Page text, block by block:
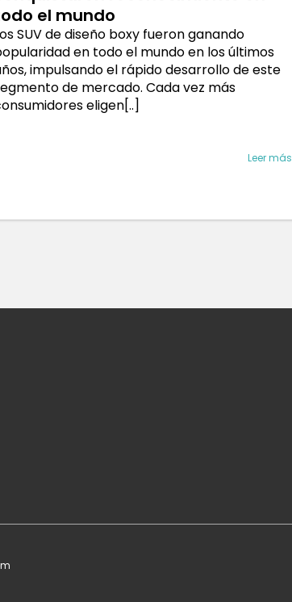
el mundo
SUV de diseño boxy fueron ganando
en todo el mundo en los últimos
impulsando el rápido desarrollo de este
de mercado. Cada vez más
eligen[..]
Leer más